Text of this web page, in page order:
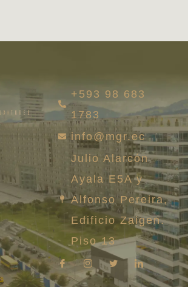
+593 98 683
1783
info@mgr.ec
Julio Alarcón
Ayala E5A y
Alfonso Pereira,
Edificio Zaigen.
Piso 13